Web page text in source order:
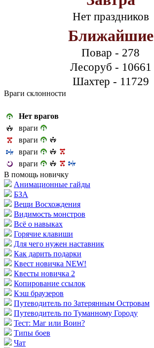
Нет праздников
Ближайшие
Повар - 278
Лесоруб - 10661
Шахтер - 11729
Враги склонности
Нет врагов
враги
враги
враги
враги
В помощь новичку
Анимационные гайды
БЗА
Вещи Восхождения
Видимость монстров
Всё о навыках
Горячие клавиши
Для чего нужен наставник
Как дарить подарки
Квест новичка NEW!
Квесты новичка 2
Копирование ссылок
Кэш браузеров
Путеводитель по Затерянным Островам
Путеводитель по Туманному Городу
Тест: Маг или Воин?
Типы боев
Чат